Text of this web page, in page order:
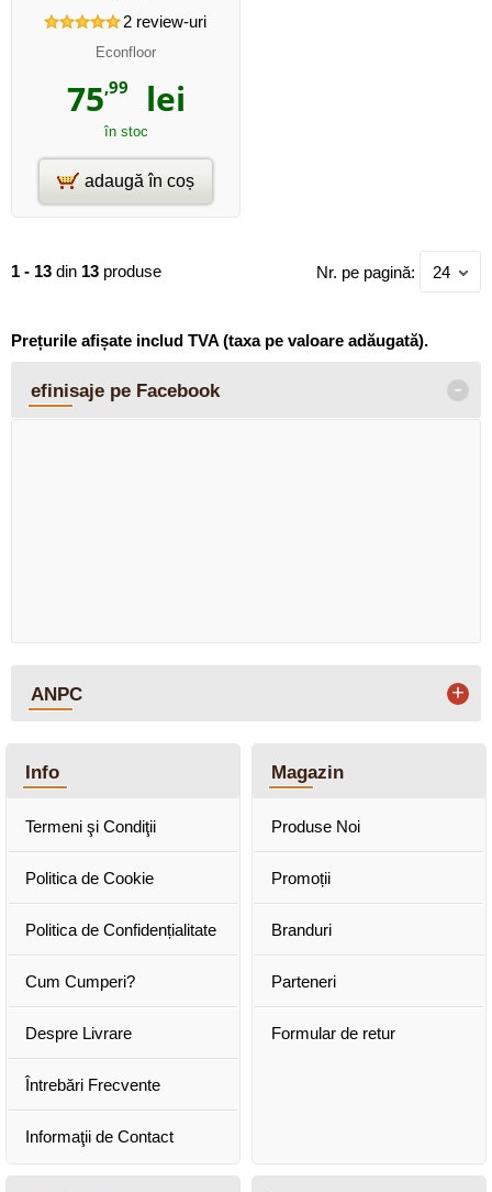
2review-uri
Econfloor
75,99 lei
în stoc
adaugă în coș
1 - 13 din 13 produse Nr. pe pagină: 24
Prețurile afișate includ TVA (taxa pe valoare adăugată).
efinisaje pe Facebook -
ANPC +
Info
Termeni şi Condiţii
Politica de Cookie
Politica de Confidențialitate
Cum Cumperi?
Despre Livrare
Întrebări Frecvente
Informaţii de Contact
Magazin
Produse Noi
Promoții
Branduri
Parteneri
Formular de retur